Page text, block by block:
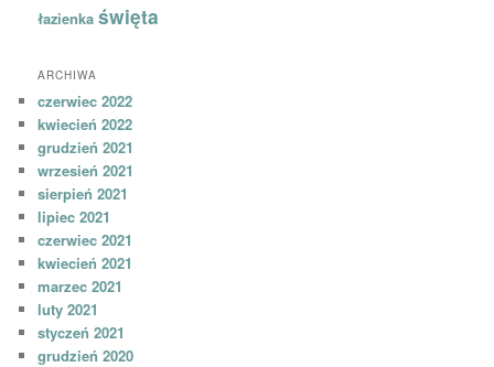
łazienka święta
ARCHIWA
czerwiec 2022
kwiecień 2022
grudzień 2021
wrzesień 2021
sierpień 2021
lipiec 2021
czerwiec 2021
kwiecień 2021
marzec 2021
luty 2021
styczeń 2021
grudzień 2020